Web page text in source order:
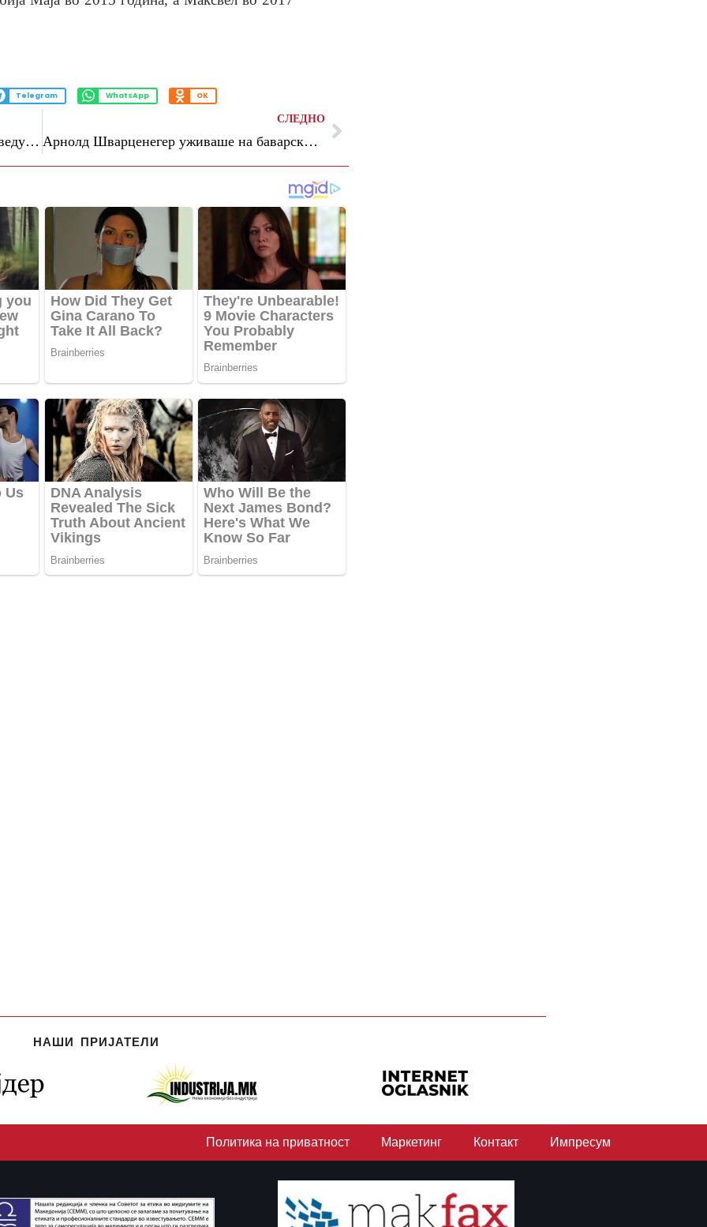
Telegram WhatsApp OK
Хороскопски знаци кои најчесто се разведуваат
СЛЕДНО
Арнолд Шварценегер уживаше на баварскиот фестивал, фотографиран со колбаси во рацете
НАШИ ПРИЈАТЕЛИ
Политика на приватност Маркетинг Контакт Импресум